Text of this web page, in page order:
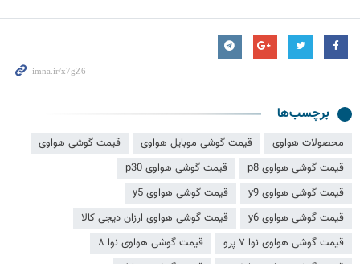
برچسب‌ها
محصولات هواوی قیمت گوشی موبایل هواوی
قیمت گوشی هواوی
قیمت گوشی هواوی p8
قیمت گوشی هواوی p30
قیمت گوشی هواوی y9
قیمت گوشی هواوی y5
قیمت گوشی هواوی y6
قیمت گوشی هواوی ارزان دیجی کالا
قیمت گوشی هواوی نوا ۷ پرو
قیمت گوشی هواوی نوا ۸